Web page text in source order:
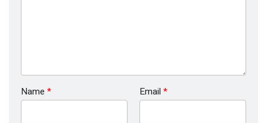
Name * Email *